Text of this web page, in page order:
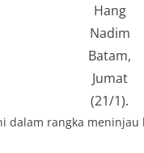
Hang
Nadim
Batam,
Jumat
(21/1).
dalam rangka